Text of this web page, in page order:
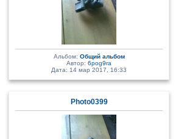
Альбом: Общий альбом
Автор: 6pog9ra
Дата: 14 мар 2017, 16:33
Photo0399